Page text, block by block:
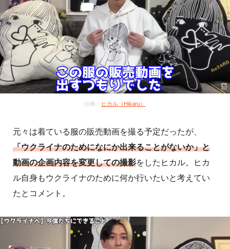
出典： ヒカル（Hikaru）
元々は着ている服の販売動画を撮る予定だったが、
「ウクライナのためになにか出来ることがないか」と
動画の企画内容を変更しての撮影をしたヒカル。ヒカ
ル自身もウクライナのために何か行いたいと考えてい
たとコメント。